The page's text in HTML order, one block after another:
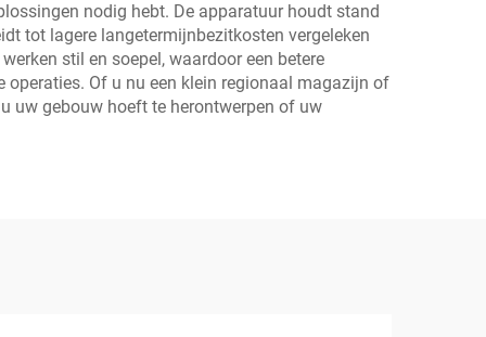
nodig hebt. De apparatuur houdt stand
tot lagere langetermijnbezitkosten vergeleken
stil en soepel, waardoor een betere
Of u nu een klein regionaal magazijn of
uw gebouw hoeft te herontwerpen of uw